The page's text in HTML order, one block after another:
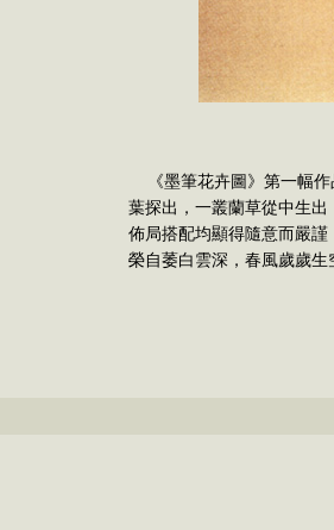
《墨筆花卉圖》第一幅作
葉探出，一叢蘭草從中生出
佈局搭配均顯得隨意而嚴
榮自萎白雲深，春風歲歲生